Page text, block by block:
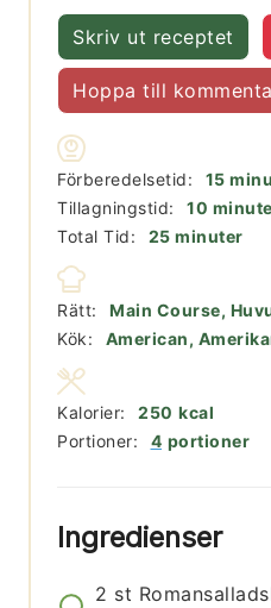
Skriv ut receptet
Hoppa till
Förberedelsetid: 15
Tillagningstid:
10
Total Tid:
25minuter
minuter
Rätt:
Main Course,
Kök:
American,
Portioner: 4 portioner
Kalorier: 250 kcal
Ingredienser
2 st